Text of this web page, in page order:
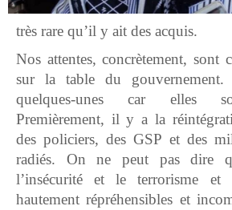
très rare qu’il y ait des acquis.
Nos attentes, concrètement, sont
sur la table du
quelques-unes car elles
Premièrement, il y a la
des policiers, des GSP et des
radiés. On ne peut pas dire
l’insécurité et le terrorisme
hautement répréhensibles et